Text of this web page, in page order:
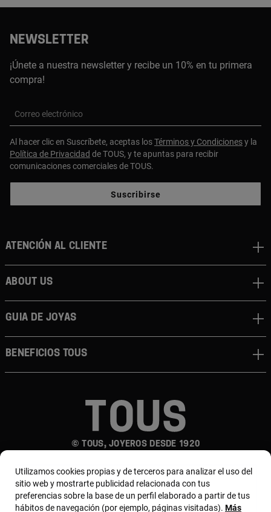
NEWSLETTER
¡Únete a nuestra newsletter y recibe un 10% en tu primera
compra!
Correo electrónico
Al hacer clic en Suscríbete, aceptas losTérminos y Condicionesy la
Política de Privacidad de TOUS, y te apuntas para recibir
comunicaciones comerciales de TOUS.
Suscribirse
© TOUS, JOYEROS DESDE 1920
Atención al cliente
About us
Guia de joyas
Beneficios TOUS
Utilizamos cookies propias y de terceros para analizar el uso del
sitio web y mostrarte publicidad relacionada con tus
preferencias sobre la base de un perfil elaborado a partir de tus
hábitos de navegación (por ejemplo, páginas visitadas). Más